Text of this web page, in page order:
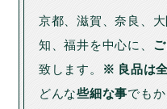
京都、滋賀、奈良、
知、福井を中心に、
致します。
※ 良品は
どんな些細な事でも